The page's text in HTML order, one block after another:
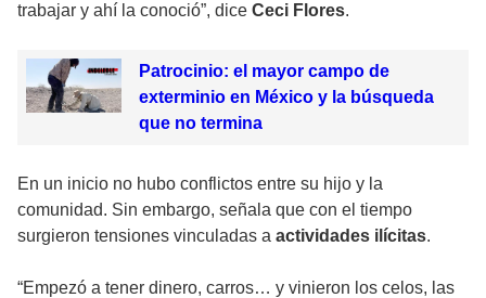
trabajar y ahí la conoció”, dice Ceci Flores.
Patrocinio: el mayor campo de
exterminio en México y la búsqueda
que no termina
En un inicio no hubo conflictos entre su hijo y la
comunidad. Sin embargo, señala que con el tiempo
surgieron tensiones vinculadas a actividades ilícitas.
“Empezó a tener dinero, carros… y vinieron los celos, las